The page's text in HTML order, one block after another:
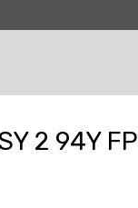
2 94Y FP